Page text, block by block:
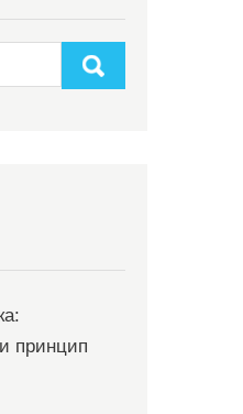
принцип